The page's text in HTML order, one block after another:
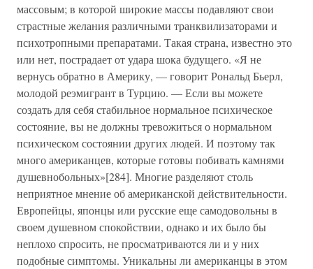
массовым; в которой широкие массы подавляют свои
страстные желания различными транквилизаторами и
психотропными препаратами. Такая страна, известно это
или нет, пострадает от удара шока будущего. «Я не
вернусь обратно в Америку, — говорит Рональд Бьерл,
молодой реэмигрант в Турцию. — Если вы можете
создать для себя стабильное нормальное психическое
состояние, вы не должны тревожиться о нормальном
психическом состоянии других людей. И поэтому так
много американцев, которые готовы побивать камнями
душевнобольных»[284]. Многие разделяют столь
неприятное мнение об американской действительности.
Европейцы, японцы или русские еще самодовольны в
своем душевном спокойствии, однако и их было бы
неплохо спросить, не просматриваются ли и у них
подобные симптомы. Уникальны ли американцы в этом